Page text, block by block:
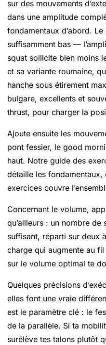
sur des mouvements
dans une amplitude
fondamentaux d’abord.
suffisamment bas —
squat sollicite bien moins
et sa variante roumaine,
hanche sous étirement
bulgare, excellents et
thrust, pour charger la
Ajoute ensuite les
pont fessier, le good
haut. Notre guide des
détaille les fondamentaux,
exercices couvre
Concernant le volume,
qu’ailleurs : un nombre de
suffisant, réparti sur deux
charge qui augmente au
sur le volume optimal te
Quelques précisions
elles font une vraie
est le paramètre clé : le
de la parallèle. Si ta
surélève tes talons plutôt